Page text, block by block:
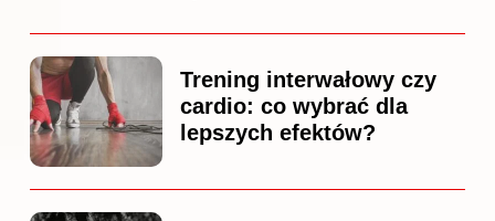
Trening interwałowy czy
cardio: co wybrać dla
lepszych efektów?